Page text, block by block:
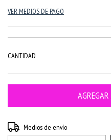
VER MEDIOS DE PAGO
CANTIDAD
Entregas para el CP:
Medios de envío